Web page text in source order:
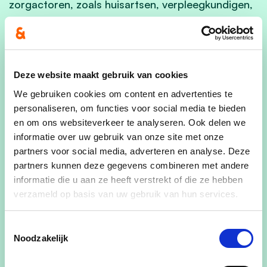
Deze website maakt gebruik van cookies
We gebruiken cookies om content en advertenties te
personaliseren, om functies voor social media te bieden
en om ons websiteverkeer te analyseren. Ook delen we
informatie over uw gebruik van onze site met onze
partners voor social media, adverteren en analyse. Deze
partners kunnen deze gegevens combineren met andere
informatie die u aan ze heeft verstrekt of die ze hebben
verzameld op basis van uw gebruik van hun services.
Noodzakelijk
zorgactoren, zoals huisartsen, verpleegkundigen,
tabakologen, diëtisten, enz. illustreert de opname
van apothekers in het zorg- en welzijnslandschap.
gesproken over onder meer de rol van apothekers
in de lokale zorgraden, de eerstelijnszones en als
laagdrempelig aanspreekpunt en doorverwijzer in
de eerstelijnsgezondheidszorg in Vlaanderen.
Apothekers zijn daarnaast vaak de eerste
vindplaats voor allerlei andere gezondheidsvragen
en in het kader van preventie. Sinds de voorbije
coronapandemie staan ze ook grootschalige
vaccinator (tegen het coronavirus en tegen de